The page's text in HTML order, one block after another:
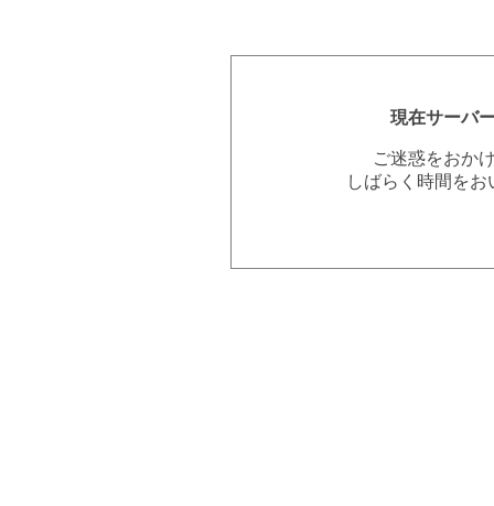
現在サーバ
ご迷惑をおか
しばらく時間を